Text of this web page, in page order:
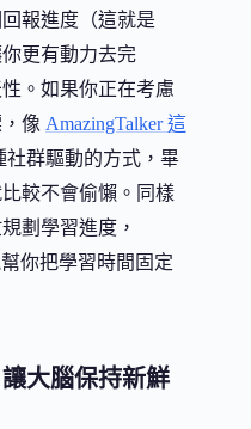
報進度（這就是
更有動力去完
。如果你正在考慮
像 AmazingTalker 這
社群驅動的方式，畢
較不會偷懶。同樣
劃學習進度，
你把學習時間固定
大腦保持新鮮